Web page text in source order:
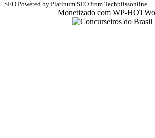
SEO Powered by Platinum SEO from Techblissonline
Monetizado com WP-